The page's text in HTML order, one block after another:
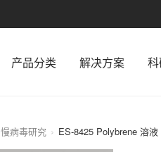
产品分类 解决方案
慢病毒研究 ES-8425 Polybrene 溶